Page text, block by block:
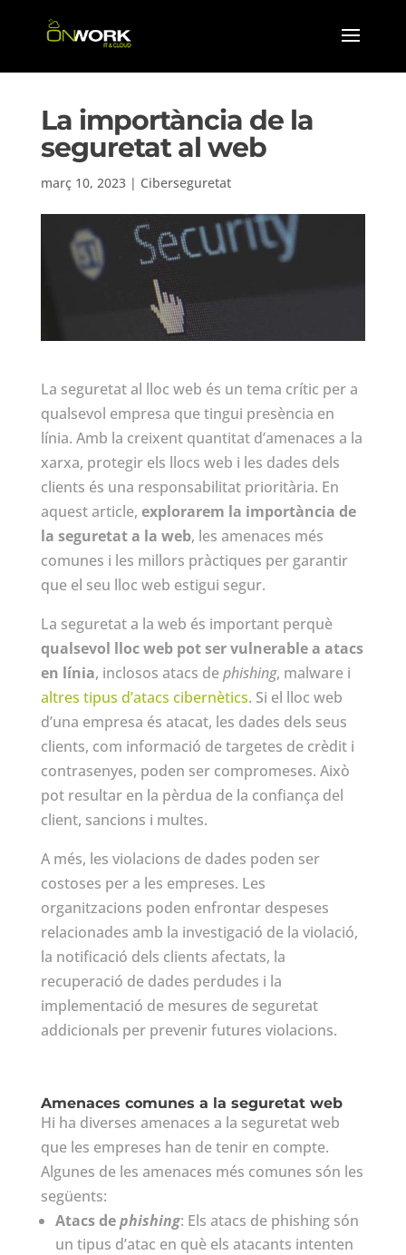
La importància de la
seguretat al web
març 10, 2023| Ciberseguretat
La seguretat al lloc web és un tema crític per a
qualsevol empresa que tingui presència en
línia. Amb la creixent quantitat d’amenaces a la
xarxa, protegir els llocs web i les dades dels
clients és una responsabilitat prioritària. En
aquest article, explorarem la importància de
la seguretat a la web, les amenaces més
comunes i les millors pràctiques per garantir
que el seu lloc web estigui segur.
La seguretat a la web és important perquè
qualsevol lloc web pot ser vulnerable a atacs
en línia, inclosos atacs dephishing, malware i
altres tipus d’atacs cibernètics. Si el lloc web
d’una empresa és atacat, les dades dels seus
clients, com informació de targetes de crèdit i
contrasenyes, poden ser compromeses. Això
pot resultar en la pèrdua de la confiança del
client, sancions i multes.
A més, les violacions de dades poden ser
costoses per a les empreses. Les
organitzacions poden enfrontar despeses
relacionades amb la investigació de la violació,
la notificació dels clients afectats, la
recuperació de dades perdudes i la
implementació de mesures de seguretat
addicionals per prevenir futures violacions.
Amenaces comunes a la seguretat web
Hi ha diverses amenaces a la seguretat web
que les empreses han de tenir en compte.
Algunes de les amenaces més comunes són les
següents:
Atacs dephishing: Els atacs de phishing són
un tipus d’atac en què els atacants intenten